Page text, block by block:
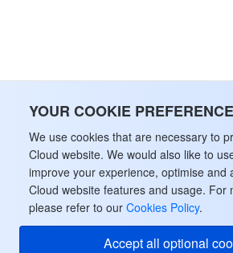
YOUR COOKIE
We use cookies that are necessary to
Cloud website. We would also like to
improve your experience, optimise and
Cloud website features and usage. For
please refer to our Cookies Policy.
Accept all optional
Tencent Cloud TCHouse-P
Tencent Cloud WeData
Business Intelligence
Tencent Cloud TCLake
Face Fusion
Image Creation Large Model
Video Creation Large Model
Tencent HY 3D Global
Tencent HY
TDMQ for CKafka
TDMQ for RocketMQ
TDMQ for RabbitMQ
TDMQ for Apache Pulsar
コミュニケーション
Short Message Service
Tencent Push Notification Service
Simple Email Service
リアルタイムのインタラクション
Chat
Tencent Real-Time Communication
ビデオサービス
StreamLive
メディア オンデマンド